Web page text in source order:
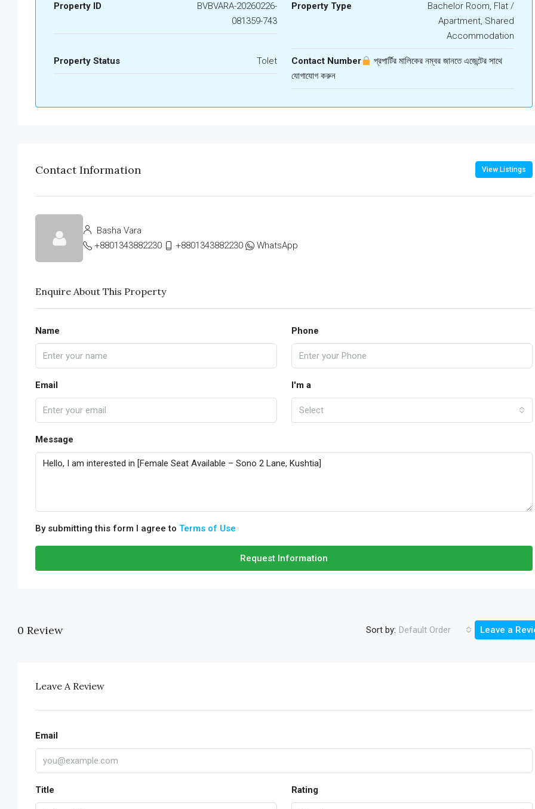
Property ID
BVBVARA-20260226-
081359-743
Property Type
Bachelor Room, Flat /
Apartment, Shared
Accommodation
Property Status Tolet Contact Number
প্রপার্টির মালিকের নম্বর জানতে এজেন্টের সাথে
যোগাযোগ করুন
Contact Information View Listings
Basha Vara
+8801343882230
+8801343882230 WhatsApp
Enquire About This Property
Name Phone
Email I'm a
Select
Message
By submitting this form I agree to Terms of Use
Request Information
0 Review Sort by: Default Order Leave a
Leave A Review
Email
Title Rating